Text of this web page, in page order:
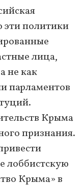
эти политики
лица,
не как
парламентов
Крыма
признания.
лоббистскую
Крыма» в